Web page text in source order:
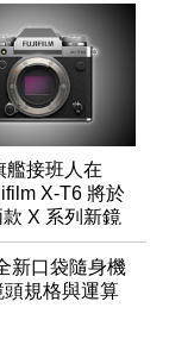
艦接班人在
X-T6 將於
X 系列新鏡
新口袋隨身機
規格與運算